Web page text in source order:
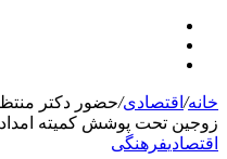
خانه/ اقتصادی/حضور دکتر
زوجین تحت پوشش کمیته
اقتصادیفرهنگی